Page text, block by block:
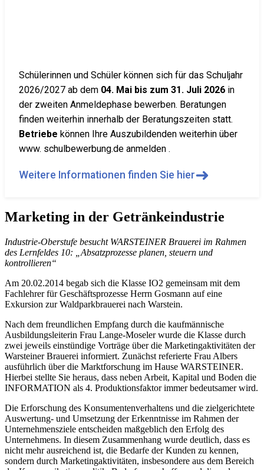
Schülerinnen und Schüler können sich für das Schuljahr
2026/2027 ab dem 04. Mai bis zum 31. Juli 2026 in
der zweiten Anmeldephase bewerben. Beratungen
finden weiterhin innerhalb der Beratungszeiten statt.
Betriebe können Ihre Auszubildenden weiterhin über
www. schulbewerbung.de anmelden .
Weitere Informationen finden Sie hier➜
Marketing in der Getränkeindustrie
Industrie-Oberstufe besucht WARSTEINER Brauerei im Rahmen
des Lernfeldes 10: „Absatzprozesse planen, steuern und
kontrollieren“
Am 20.02.2014 begab sich die Klasse IO2 gemeinsam mit dem
Fachlehrer für Geschäftsprozesse Herrn Gosmann auf eine
Exkursion zur Waldparkbrauerei nach Warstein.
Nach dem freundlichen Empfang durch die kaufmännische
Ausbildungsleiterin Frau Lange-Moseler wurde die Klasse durch
zwei jeweils einstündige Vorträge über die Marketingaktivitäten der
Warsteiner Brauerei informiert. Zunächst referierte Frau Albers
ausführlich über die Marktforschung im Hause WARSTEINER.
Hierbei stellte Sie heraus, dass neben Arbeit, Kapital und Boden die
INFORMATION als 4. Produktionsfaktor immer bedeutsamer wird.
Die Erforschung des Konsumentenverhaltens und die zielgerichtete
Auswertung- und Umsetzung der Erkenntnisse im Rahmen der
Unternehmensziele entscheiden maßgeblich den Erfolg des
Unternehmens. In diesem Zusammenhang wurde deutlich, dass es
nicht mehr ausreichend ist, die Bedarfe der Kunden zu kennen,
sondern durch Marketingaktivitäten, insbesondere aus dem Bereich